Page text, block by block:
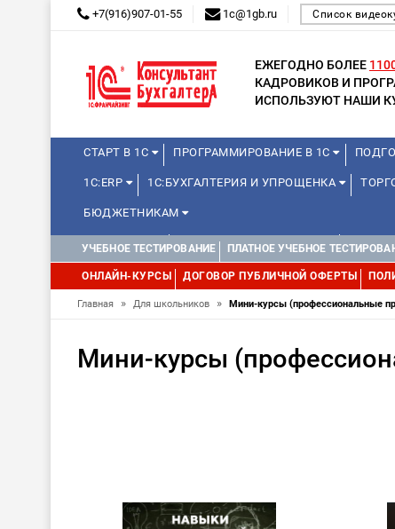
+7(916)907-01-55 1c@1gb.ru Список
ЕЖЕГОДНО БОЛЕЕ
КАДРОВИКОВ И
ИСПОЛЬЗУЮТ НАШИ
СТАРТ В 1С ПРОГРАММИРОВАНИЕ В 1С
1С:ERP 1С:БУХГАЛТЕРИЯ И УПРОЩЕНКА
БЮДЖЕТНИКАМ
МИНИ-КУРСЫ КУРСЫ ДЛЯ ШКОЛЬНИКОВ КУРСЫ
УПРАВЛЕНИЕ ПРОЕКТАМИ УПРАВЛЕНЦАМ МИНИ-
УЧЕБНОЕ ТЕСТИРОВАНИЕ ПЛАТНОЕ УЧЕБНОЕ
ОНЛАЙН-КУРСЫ ДОГОВОР ПУБЛИЧНОЙ ОФЕРТЫ
Главная » Для школьников » Мини-курсы (профессиональные
Мини-курсы